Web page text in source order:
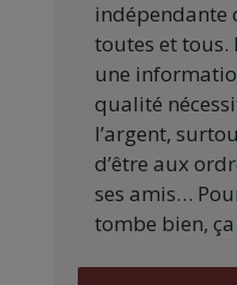
indépendante
toutes et
une
qualité
l’argent,
d’être aux
ses amis…
tombe bien, ça